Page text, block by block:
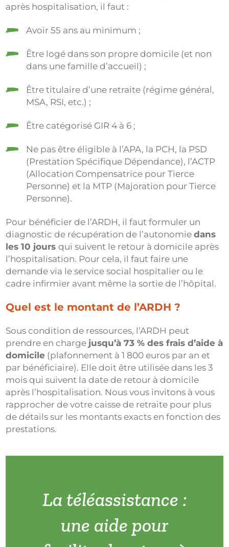
après hospitalisation, il faut :
Avoir 55 ans au minimum ;
Être logé dans son propre domicile (et non
dans une famille d’accueil) ;
Être titulaire d’une retraite (régime général,
MSA, RSI, etc.) ;
Être catégorisé GIR 4 à 6 ;
Ne pas être éligible à l’APA, la PCH, la PSD
(Prestation Spécifique Dépendance), l’ACTP
(Allocation Compensatrice pour Tierce
Personne) et la MTP (Majoration pour Tierce
Personne).
Pour bénéficier de l’ARDH, il faut formuler un
diagnostic de récupération de l’autonomiedans
les 10 joursqui suivent le retour à domicile après
l’hospitalisation. Pour cela, il faut faire une
demande via le service social hospitalier ou le
cadre infirmier avant même la sortie de l’hôpital.
Quel est le montant de l’ARDH ?
Sous condition de ressources, l’ARDH peut
prendre en charge jusqu’à 73 % des frais d’aide à
domicile (plafonnement à 1 800 euros par an et
par bénéficiaire). Elle doit être utilisée dans les 3
mois qui suivent la date de retour à domicile
après l’hospitalisation. Nous vous invitons à vous
rapprocher de votre caisse de retraite pour plus
de détails sur les montants exacts en fonction des
prestations.
La téléassistance :
une aide pour